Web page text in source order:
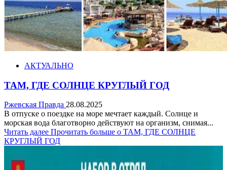
АКТУАЛЬНО
ТАМ, ГДЕ СОЛНЦЕ КРУГЛЫЙ ГОД
Ржевская Правда 28.08.2025
В отпуске о поездке на море мечтает каждый. Солнце и
морская вода благотворно действуют на организм, снимая...
Читать далее Прочитать больше о ТАМ, ГДЕ СОЛНЦЕ
КРУГЛЫЙ ГОД